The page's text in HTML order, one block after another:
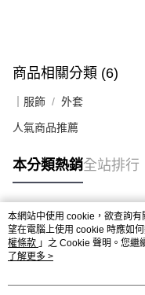
商品相關分類 (6)
｜服飾 外套
人氣商品推薦
本分類熱銷全站排行
熱門標籤
本網站中使用 cookie，欲查詢
望在電腦上使用 cookie 時應如
權條款 」之 Cookie 聲明。您繼
用條款之 Cookie 聲明使用
了解更多 >